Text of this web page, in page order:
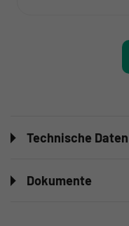
Technische Daten
Dokumente